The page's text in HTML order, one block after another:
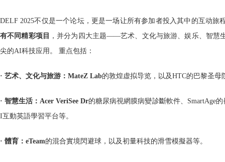
DELF 2025不仅是一个论坛，更是一场让所有参加者投入其中的互动旅
有不同精彩项目 ，并分为四大主题——艺术、文化与旅游、娱乐、智慧
尖的AI科技应用。 重点包括：
· 艺术、文化与旅游：MateZ Lab的敦煌虚拟导览，以及HTC的巴黎圣母
· 智慧生活：Acer VeriSee Dr的糖尿病視網膜病變診斷軟件、SmartAge
I互動英語學習平台等。
· 體育：eTeam的混合實境閃避球，以及初量科技的滑雪模擬器等。